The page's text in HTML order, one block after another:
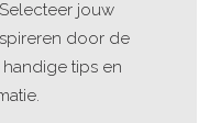
jouw
door de
tips en